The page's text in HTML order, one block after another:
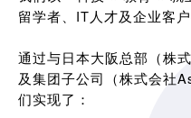
留学者、IT人才及企业客
通过与日本大阪总部（株
及集团子公司（株式会社
们实现了：